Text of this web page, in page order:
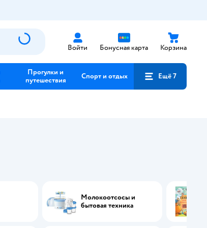
Войти Бонусная карта Корзина
Прогулки и
путешествия
Спорт и отдых Ещё 7
Молокоотсосы и
бытовая техника